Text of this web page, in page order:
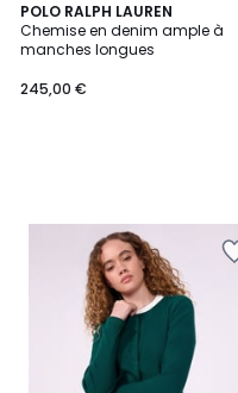
POLO RALPH LAUREN
Chemise en denim ample à
manches longues
245,00 €